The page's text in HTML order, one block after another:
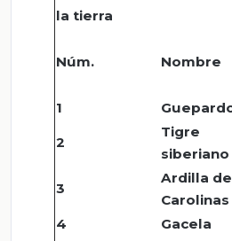
la tierra
Núm. Nombre
1
2
Tigre
siberiano
3
Ardilla
Carolinas
4 Gacela